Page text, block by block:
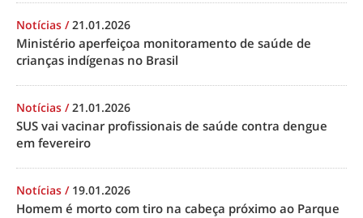
Notícias /21.01.2026
Ministério aperfeiçoa monitoramento de saúde de
crianças indígenas no Brasil
Notícias /21.01.2026
SUS vai vacinar profissionais de saúde contra dengue
em fevereiro
Notícias / 19.01.2026
Homem é morto com tiro na cabeça próximo ao Parque